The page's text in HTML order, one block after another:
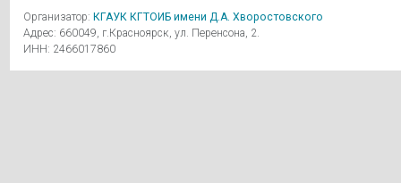
Организатор: КГАУК КГТОИБ имени Д.А. Хворостовского
Адрес: 660049, г.Красноярск, ул. Перенсона, 2.
ИНН: 2466017860